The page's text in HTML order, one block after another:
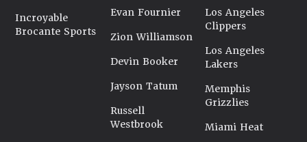
Incroyable
Brocante Sports
Evan Fournier
Zion Williamson
Devin Booker
Jayson Tatum
Russell
Westbrook
Los Angeles
Clippers
Los Angeles
Lakers
Memphis
Grizzlies
Miami Heat